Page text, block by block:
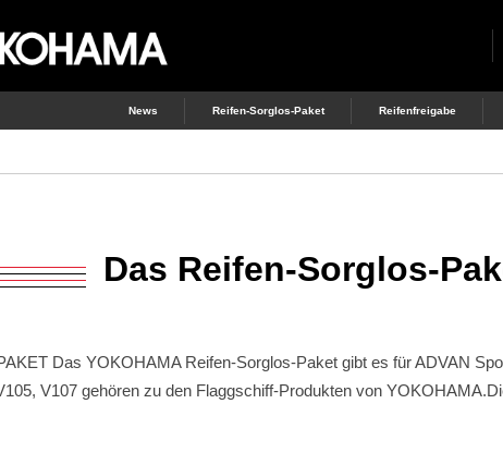
News Reifen-Sorglos-Paket Reifenfreigabe
Das Reifen-Sorglos-
Das YOKOHAMA Reifen-Sorglos-Paket gibt es für ADVAN
V107 gehören zu den Flaggschiff-Produkten von